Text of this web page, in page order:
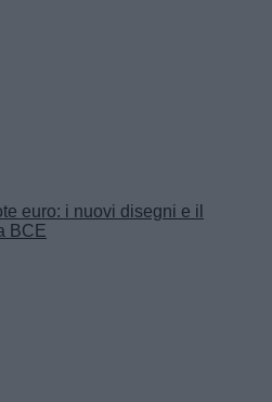
euro: i nuovi disegni e il
BCE